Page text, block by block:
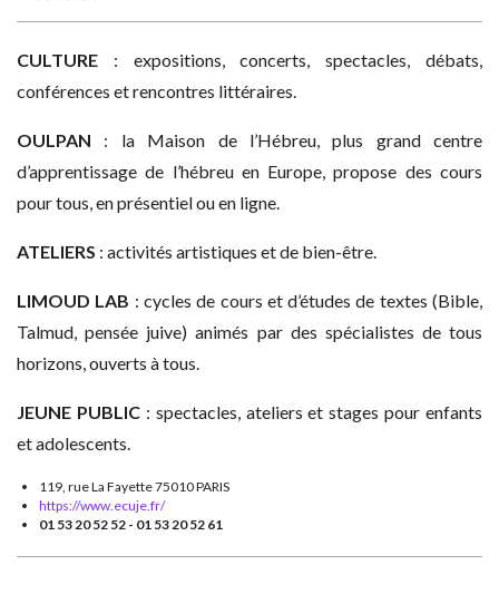
CULTURE : expositions, concerts, spectacles, débats,
conférences et rencontres littéraires.
OULPAN : la Maison de l’Hébreu, plus grand centre
d’apprentissage de l’hébreu en Europe, propose des cours
pour tous, en présentiel ou en ligne.
ATELIERS : activités artistiques et de bien-être.
LIMOUD LAB : cycles de cours et d’études de textes (Bible,
Talmud, pensée juive) animés par des spécialistes de tous
horizons, ouverts à tous.
JEUNE PUBLIC: spectacles, ateliers et stages pour enfants
et adolescents.
119, rue La Fayette 75010 PARIS
https://www.ecuje.fr/
01 53 20 52 52 - 01 53 20 52 61